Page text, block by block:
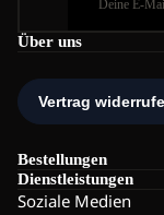
Über uns
Bestellungen
Dienstleistungen
Soziale Medien